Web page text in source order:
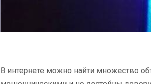
В интернете можно найти множество